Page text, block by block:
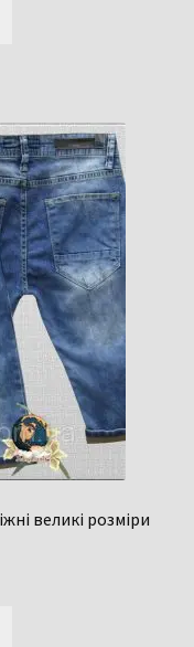
великі розміри